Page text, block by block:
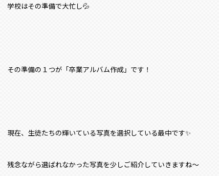
学校はその準備で大忙し💦
その準備の１つが「卒業アルバム作成」です！
現在、生徒たちの輝いている写真を選択している最中です✨
残念ながら選ばれなかった写真を少しご紹介していきますね～